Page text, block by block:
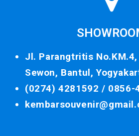
Jl. Parangtritis
Sewon, Bantul,
(0274) 4281592 / 0856-